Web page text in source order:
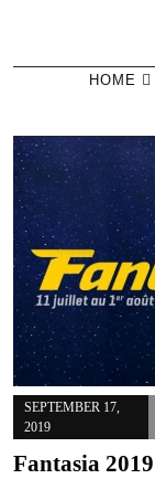
content
HOME
SEPTEMBER 17,
2019
Fantasia 2019